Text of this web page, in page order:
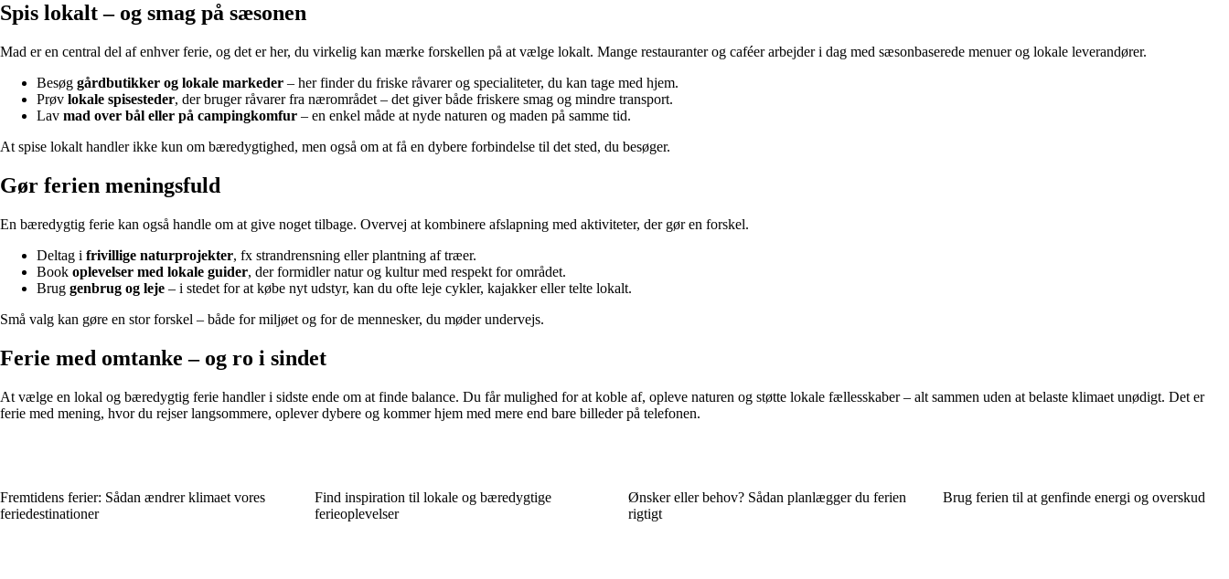
Spis lokalt – og smag på sæsonen
Mad er en central del af enhver ferie, og det er her, du virkelig kan mærke forskellen på at vælge lokalt. Mange restauranter og caféer arbejder i dag med sæsonbaserede menuer og lokale leverandører.
Besøg gårdbutikker og lokale markeder – her finder du friske råvarer og specialiteter, du kan tage med hjem.
Prøv lokale spisesteder, der bruger råvarer fra nærområdet – det giver både friskere smag og mindre transport.
Lav mad over bål eller på campingkomfur – en enkel måde at nyde naturen og maden på samme tid.
At spise lokalt handler ikke kun om bæredygtighed, men også om at få en dybere forbindelse til det sted, du besøger.
Gør ferien meningsfuld
En bæredygtig ferie kan også handle om at give noget tilbage. Overvej at kombinere afslapning med aktiviteter, der gør en forskel.
Deltag i frivillige naturprojekter, fx strandrensning eller plantning af træer.
Book oplevelser med lokale guider, der formidler natur og kultur med respekt for området.
Brug genbrug og leje – i stedet for at købe nyt udstyr, kan du ofte leje cykler, kajakker eller telte lokalt.
Små valg kan gøre en stor forskel – både for miljøet og for de mennesker, du møder undervejs.
Ferie med omtanke – og ro i sindet
At vælge en lokal og bæredygtig ferie handler i sidste ende om at finde balance. Du får mulighed for at koble af, opleve naturen og støtte lokale fællesskaber – alt sammen uden at belaste klimaet unødigt. Det er
ferie med mening, hvor du rejser langsommere, oplever dybere og kommer hjem med mere end bare billeder på telefonen.
Fremtidens ferier: Sådan ændrer klimaet vores
feriedestinationer
Find inspiration til lokale og bæredygtige
ferieoplevelser
Ønsker eller behov? Sådan planlægger du ferien
rigtigt
Brug ferien til at genfinde energi og overskud